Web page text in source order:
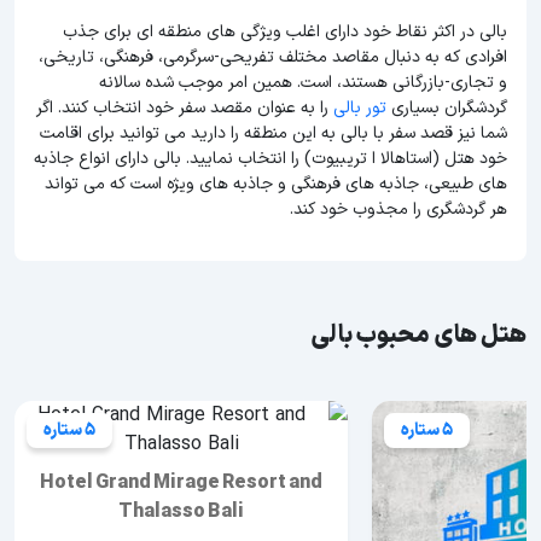
بالی در اکثر نقاط خود دارای اغلب ویژگی های منطقه ای برای جذب
افرادی که به دنبال مقاصد مختلف تفریحی-سرگرمی، فرهنگی، تاریخی،
و تجاری-بازرگانی هستند، است. همین امر موجب شده سالانه
گردشگران بسیاریتور بالی را به عنوان مقصد سفر خود انتخاب کنند. اگر
شما نیز قصد سفر با بالی به این منطقه را دارید می توانید برای اقامت
خود هتل (استاهالا ا تریبیوت) را انتخاب نمایید. بالی دارای انواع جاذبه
های طبیعی، جاذبه های فرهنگی و جاذبه های ویژه است که می تواند
هر گردشگری را مجذوب خود کند.
هتل های محبوب بالی
5 ستاره 5 ستاره
Hotel Grand Mirage Resort and
Thalasso Bali